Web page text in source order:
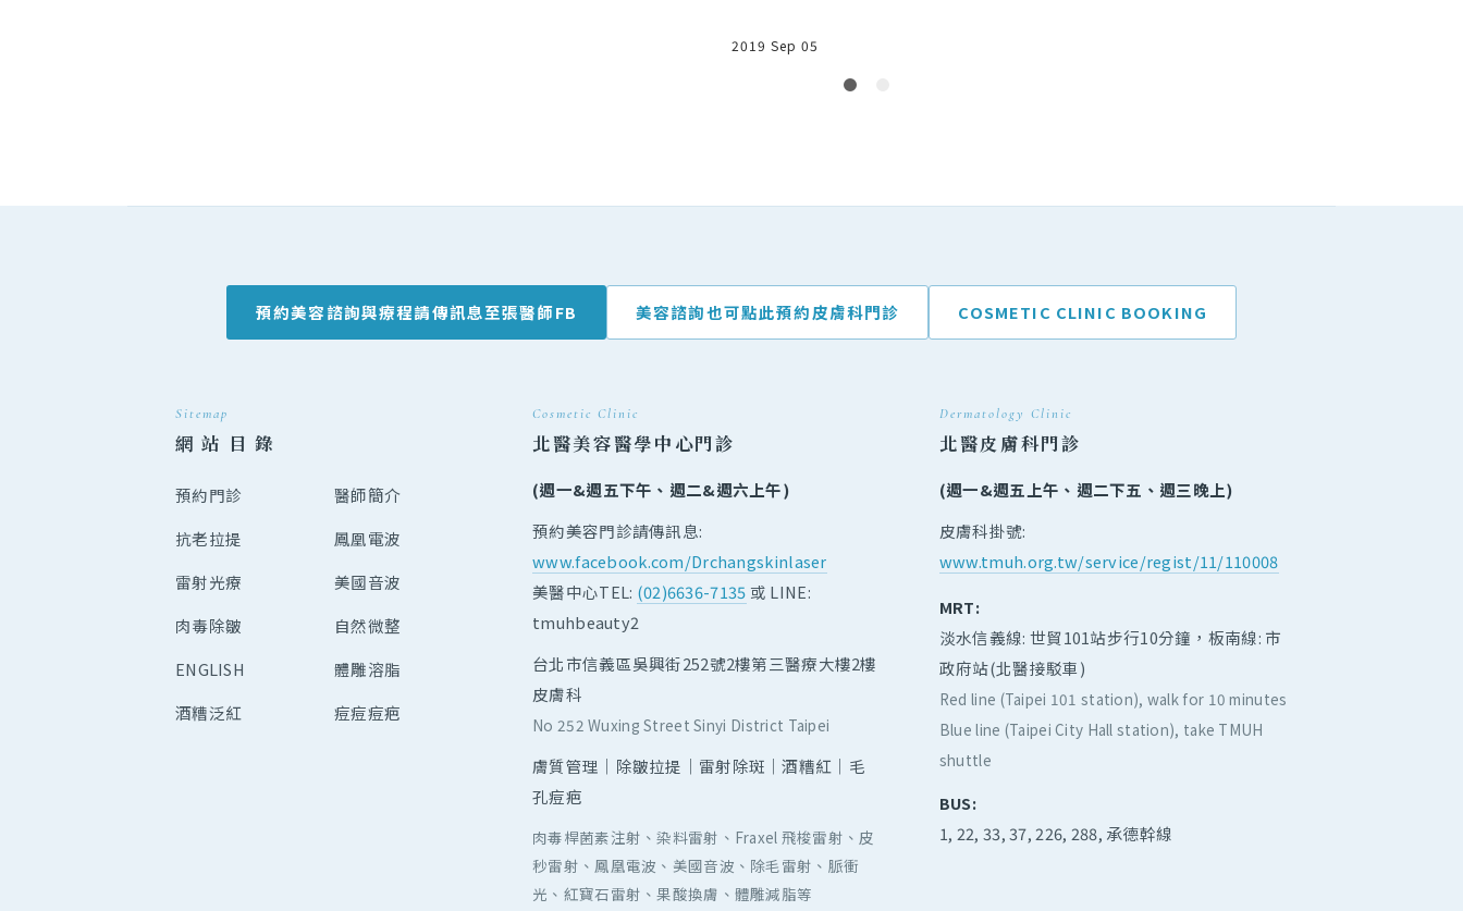
2019 Sep 05
預約美容諮詢與療程請傳訊息至張醫師FB 美容諮詢也可點此預約皮膚科門診 COSMETIC CLINIC BOOKING
Sitemap
網 站 目 錄
預約門診
醫師簡介
抗老拉提
鳳凰電波
雷射光療
美國音波
肉毒除皺
自然微整
ENGLISH
體雕溶脂
酒糟泛紅
痘痘痘疤
Cosmetic Clinic
北醫美容醫學中心門診
(週一&週五下午、週二&週六上午)
預約美容門診請傳訊息:
www.facebook.com/Drchangskinlaser
美醫中心TEL: (02)6636-7135 或 LINE:
tmuhbeauty2
台北市信義區吳興街252號2樓第三醫療大樓2樓
皮膚科
No 252 Wuxing Street Sinyi District Taipei
膚質管理｜除皺拉提｜雷射除斑｜酒糟紅｜毛
孔痘疤
肉毒桿菌素注射、染料雷射、Fraxel 飛梭雷射、皮
秒雷射、鳳凰電波、美國音波、除毛雷射、脈衝
光、紅寶石雷射、果酸換膚、體雕減脂等
Dermatology Clinic
北醫皮膚科門診
(週一&週五上午、週二下五、週三晚上)
皮膚科掛號:
www.tmuh.org.tw/service/regist/11/110008
MRT:
淡水信義線: 世貿101站步行10分鐘，板南線: 市
政府站(北醫接駁車)
Red line (Taipei 101 station), walk for 10 minutes
Blue line (Taipei City Hall station), take TMUH
shuttle
BUS:
1, 22, 33, 37, 226, 288, 承德幹線